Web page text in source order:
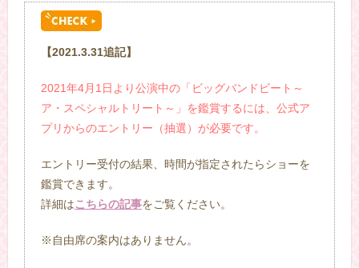
【2021.3.31追記】
2021年4月1日より公演中の「ビッグバンドビート～
ア・スペシャルトリート～」を鑑賞するには、公式ア
プリからのエントリー（抽選）が必要です。
エントリー受付の結果、時間が指定されたらショーを
鑑賞できます。
詳細はこちらの記事をご覧ください。
※自由席の案内はありません。